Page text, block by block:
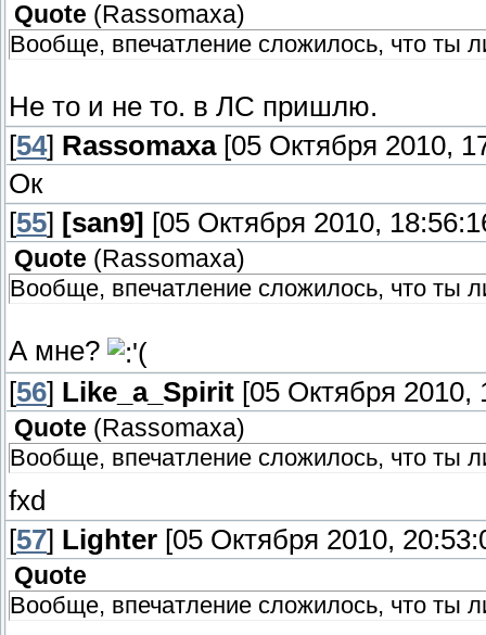
Quote ( Rassomaxa)
Вообще, впечатление сложилось, что ты
Не то и не то. в ЛС пришлю.
[54] Rassomaxa[05 Октября 2010,
Ок
[55] [san9] [05 Октября 2010,
Quote ( Rassomaxa)
Вообще, впечатление сложилось, что ты
А мне?
[56] Like_a_Spirit [05 Октября 2010,
Quote ( Rassomaxa)
Вообще, впечатление сложилось, что ты
fxd
[57] Lighter [05 Октября 2010,
Quote
Вообще, впечатление сложилось, что ты